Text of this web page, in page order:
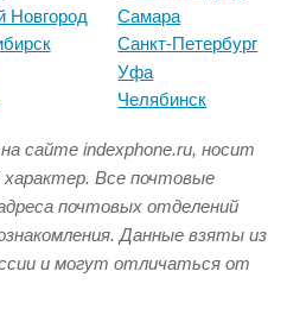
Новгород
Самара
Санкт-Петербург
Уфа
Челябинск
сайте indexphone.ru, носит
характер. Все почтовые
почтовых отделений
Данные взяты из
и могут отличаться от